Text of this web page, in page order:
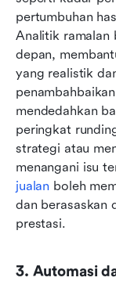
pertumbuhan
Analitik ramalan
depan,
yang realistik
mendedahkan
peringkat
strategi atau
menangani isu
jualan boleh
dan berasaskan
prestasi.
3. Automasi